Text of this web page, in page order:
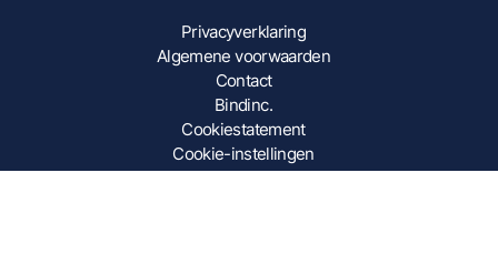
Privacyverklaring
Algemene voorwaarden
Contact
Bindinc.
Cookiestatement
Cookie-instellingen